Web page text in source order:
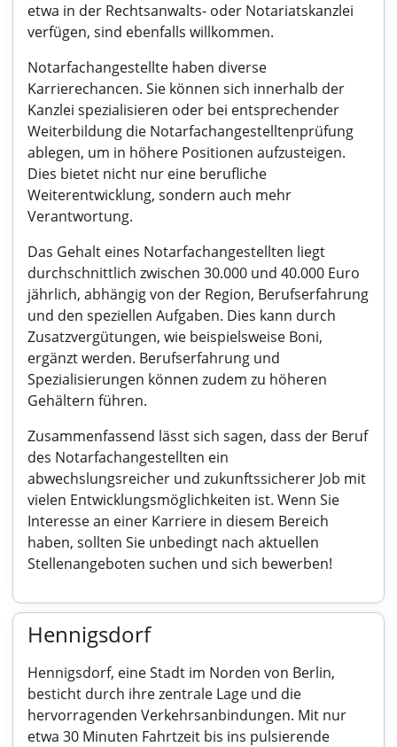
etwa in der Rechtsanwalts- oder Notariatskanzlei
verfügen, sind ebenfalls willkommen.
Notarfachangestellte haben diverse
Karrierechancen. Sie können sich innerhalb der
Kanzlei spezialisieren oder bei entsprechender
Weiterbildung die Notarfachangestelltenprüfung
ablegen, um in höhere Positionen aufzusteigen.
Dies bietet nicht nur eine berufliche
Weiterentwicklung, sondern auch mehr
Verantwortung.
Das Gehalt eines Notarfachangestellten liegt
durchschnittlich zwischen 30.000 und 40.000 Euro
jährlich, abhängig von der Region, Berufserfahrung
und den speziellen Aufgaben. Dies kann durch
Zusatzvergütungen, wie beispielsweise Boni,
ergänzt werden. Berufserfahrung und
Spezialisierungen können zudem zu höheren
Gehältern führen.
Zusammenfassend lässt sich sagen, dass der Beruf
des Notarfachangestellten ein
abwechslungsreicher und zukunftssicherer Job mit
vielen Entwicklungsmöglichkeiten ist. Wenn Sie
Interesse an einer Karriere in diesem Bereich
haben, sollten Sie unbedingt nach aktuellen
Stellenangeboten suchen und sich bewerben!
Hennigsdorf
Hennigsdorf, eine Stadt im Norden von Berlin,
besticht durch ihre zentrale Lage und die
hervorragenden Verkehrsanbindungen. Mit nur
etwa 30 Minuten Fahrtzeit bis ins pulsierende